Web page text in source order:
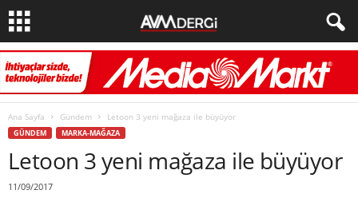
Ana Sayfa Gündem Letoon 3 yeni mağaza ile büyüyor
GÜNDEM MARKA-MAĞAZA
Letoon 3 yeni mağaza ile büyüyor
11/09/2017